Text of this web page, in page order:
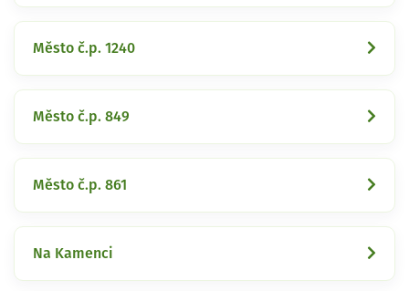
Město č.p. 1240
Město č.p. 849
Město č.p. 861
Na Kamenci